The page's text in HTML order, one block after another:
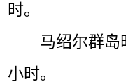
时。
马绍尔群岛
小时。